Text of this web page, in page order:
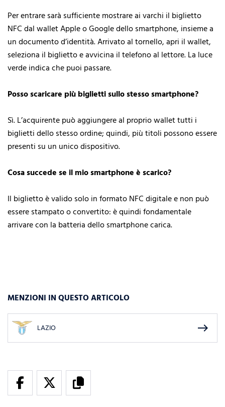
Per entrare sarà sufficiente mostrare ai varchi il biglietto
NFC dal wallet Apple o Google dello smartphone, insieme a
un documento d’identità. Arrivato al tornello, apri il wallet,
seleziona il biglietto e avvicina il telefono al lettore. La luce
verde indica che puoi passare.
Posso scaricare più biglietti sullo stesso smartphone?
Sì. L’acquirente può aggiungere al proprio wallet tutti i
biglietti dello stesso ordine; quindi, più titoli possono essere
presenti su un unico dispositivo.
Cosa succede se il mio smartphone è scarico?
Il biglietto è valido solo in formato NFC digitale e non può
essere stampato o convertito: è quindi fondamentale
arrivare con la batteria dello smartphone carica.
MENZIONI IN QUESTO ARTICOLO
LAZIO east